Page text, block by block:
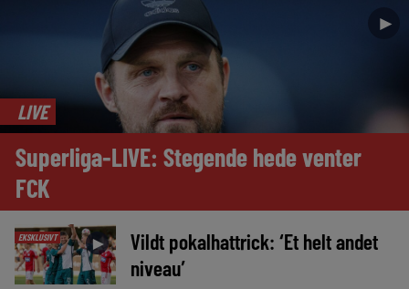
►
LIVE
Superliga-LIVE: Stegende hede venter
FCK
EKSKLUSIVT ►
Vildt pokalhattrick: ‘Et helt andet
niveau’